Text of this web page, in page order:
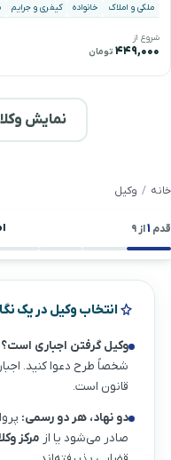
ملکی و املاک خانواده کیفری و جرایم
شروع از
۴۴۹,۰۰۰ تومان
نمایش
خانه وکیل
قدم ۱از ۹
انتخاب وکیل در یک
وکیل گرفتن اجباری است؟
شخصاً طرح دعوا کنید.
قانون است.
دو نهاد، هر دو رسمی:
صادر می‌شود یا از مرکز